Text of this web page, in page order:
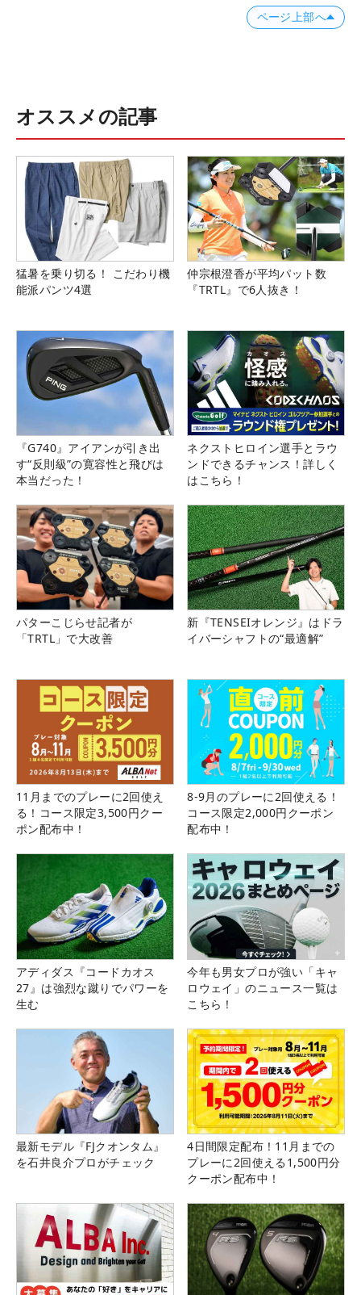
ページ上部へ
オススメの記事
猛暑を乗り切る！ こだわり機
能派パンツ4選
仲宗根澄香が平均パット数
『TRTL』で6人抜き！
『G740』アイアンが引き出
す“反則級”の寛容性と飛びは
本当だった！
ネクストヒロイン選手とラウ
ンドできるチャンス！詳しく
はこちら！
パターこじらせ記者が
「TRTL」で大改善
新『TENSEIオレンジ』はドラ
イバーシャフトの“最適解”
11月までのプレーに2回使え
る！コース限定3,500円クー
ポン配布中！
8-9月のプレーに2回使える！
コース限定2,000円クーポン
配布中！
アディダス『コードカオス
27』は強烈な蹴りでパワーを
生む
今年も男女プロが強い「キャ
ロウェイ」のニュース一覧は
こちら！
最新モデル『FJクオンタム』
を石井良介プロがチェック
4日間限定配布！11月までの
プレーに2回使える1,500円分
クーポン配布中！